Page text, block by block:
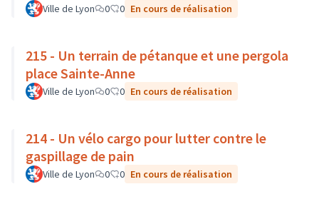
Ville de Lyon 0 0 En cours de réalisation
215 - Un terrain de pétanque et une pergola
place Sainte-Anne
Ville de Lyon 0 0 En cours de réalisation
214 - Un vélo cargo pour lutter contre le
gaspillage de pain
Ville de Lyon 0 0 En cours de réalisation